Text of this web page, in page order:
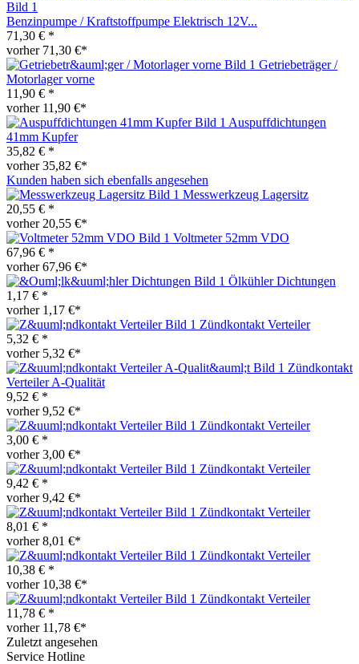
Benzinpumpe / Kraftstoffpumpe Elektrisch 12V...
71,30 € *
vorher 71,30 €*
Getriebeträger /
Motorlager vorne
11,90 € *
vorher 11,90 €*
Auspuffdichtungen
41mm Kupfer
35,82 € *
vorher 35,82 €*
Kunden haben sich ebenfalls angesehen
Messwerkzeug Lagersitz
20,55 € *
vorher 20,55 €*
Voltmeter 52mm VDO
67,96 € *
vorher 67,96 €*
Ölkühler Dichtungen
1,17 € *
vorher 1,17 €*
Zündkontakt Verteiler
5,32 € *
vorher 5,32 €*
Zündkontakt
Verteiler A-Qualität
9,52 € *
vorher 9,52 €*
Zündkontakt Verteiler
3,00 € *
vorher 3,00 €*
Zündkontakt Verteiler
9,42 € *
vorher 9,42 €*
Zündkontakt Verteiler
8,01 € *
vorher 8,01 €*
Zündkontakt Verteiler
10,38 € *
vorher 10,38 €*
Zündkontakt Verteiler
11,78 € *
vorher 11,78 €*
Zuletzt angesehen
Service Hotline